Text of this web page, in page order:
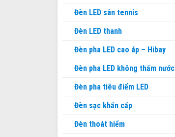
Đèn LED sân tennis
Đèn LED thanh
Đèn pha LED cao áp – Hibay
Đèn pha LED không thấm nước
Đèn pha tiêu điểm LED
Đèn sạc khẩn cấp
Đèn thoát hiểm